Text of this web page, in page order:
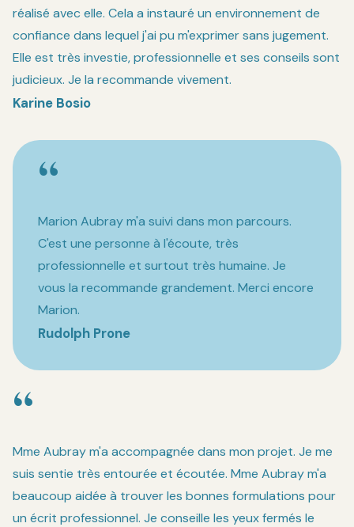
réalisé avec elle. Cela a instauré un environnement de
confiance dans lequel j'ai pu m'exprimer sans jugement.
Elle est très investie, professionnelle et ses conseils sont
judicieux. Je la recommande vivement.
Karine Bosio
“
Marion Aubray m'a suivi dans mon parcours.
C'est une personne à l'écoute, très
professionnelle et surtout très humaine. Je
vous la recommande grandement. Merci encore
Marion.
Rudolph Prone
“
Mme Aubray m'a accompagnée dans mon projet. Je me
suis sentie très entourée et écoutée. Mme Aubray m'a
beaucoup aidée à trouver les bonnes formulations pour
un écrit professionnel. Je conseille les yeux fermés le